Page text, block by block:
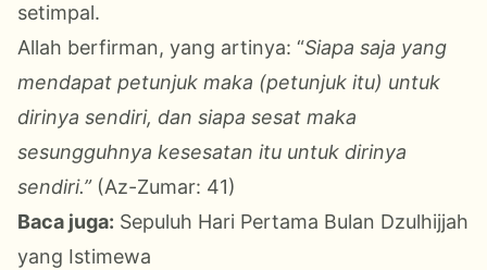
setimpal.
Allah berfirman, yang artinya: “Siapa saja yang
mendapat petunjuk maka (petunjuk itu) untuk
dirinya sendiri, dan siapa sesat maka
sesungguhnya kesesatan itu untuk dirinya
sendiri.” (Az-Zumar: 41)
Baca juga: Sepuluh Hari Pertama Bulan Dzulhijjah
yang Istimewa